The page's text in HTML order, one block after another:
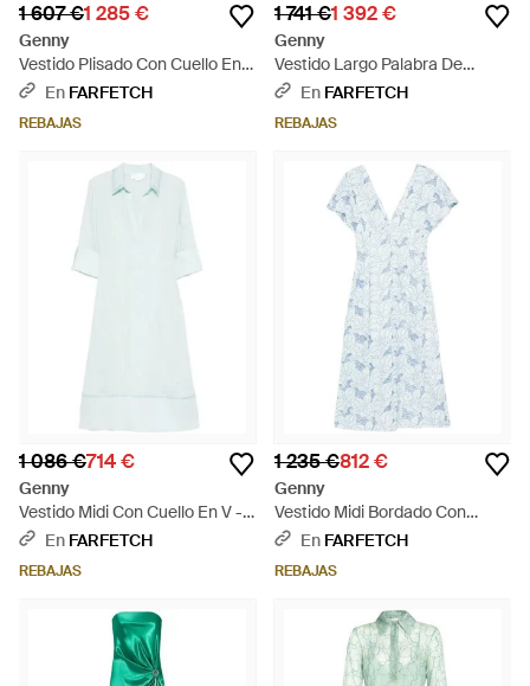
1 607 €1 285 €
Genny
Vestido Plisado Con Cuello En V
- Negro
En FARFETCH
REBAJAS
1 741 €1 392 €
Genny
Vestido Largo Palabra De
Honor - Blanco
En FARFETCH
REBAJAS
1 086 €714 €
Genny
Vestido Midi Con Cuello En V -
Blanco
En FARFETCH
REBAJAS
1 235 €812 €
Genny
Vestido Midi Bordado Con
Cuello En V - Azul
En FARFETCH
REBAJAS